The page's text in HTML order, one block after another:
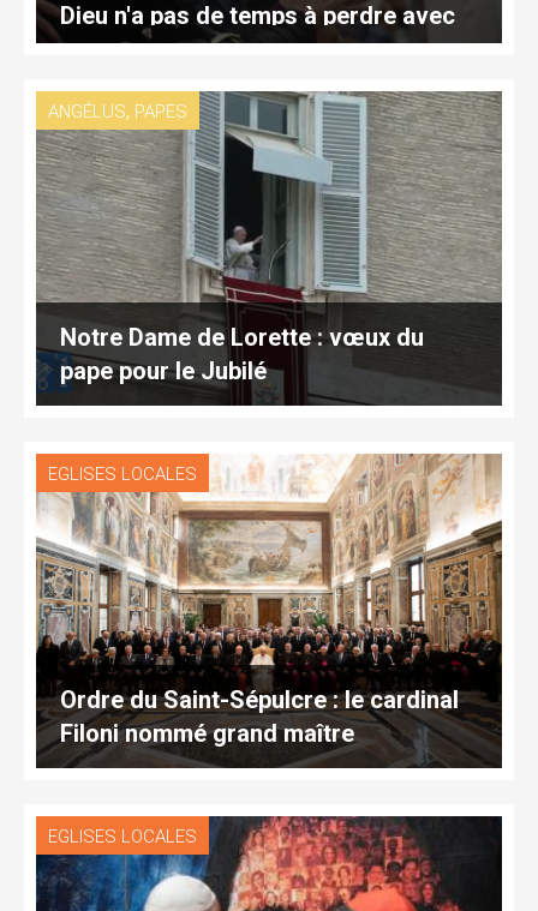
Dieu n'a pas de temps à perdre avec
eux
ANGÉLUS, PAPES
Notre Dame de Lorette : vœux du
pape pour le Jubilé
EGLISES LOCALES
Ordre du Saint-Sépulcre : le cardinal
Filoni nommé grand maître
EGLISES LOCALES